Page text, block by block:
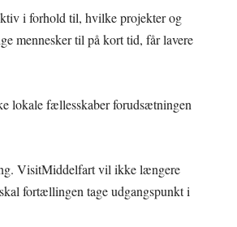
i forhold til, hvilke projekter og
mennesker til på kort tid, får lavere
lokale fællesskaber forudsætningen
VisitMiddelfart vil ikke længere
fortællingen tage udgangspunkt i